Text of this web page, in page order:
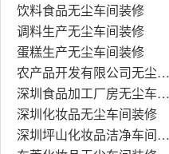
饮料食品无尘车间装修
调料生产无尘车间装修
蛋糕生产无尘车间装修
农产品开发有限公司无尘车间装修
深圳食品加工厂房无尘车间装修工程
深圳化妆品无尘车间装修
深圳坪山化妆品洁净车间装修